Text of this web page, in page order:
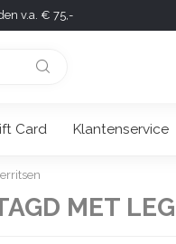
v.a. € 75,-
Card Klantenservice
MET